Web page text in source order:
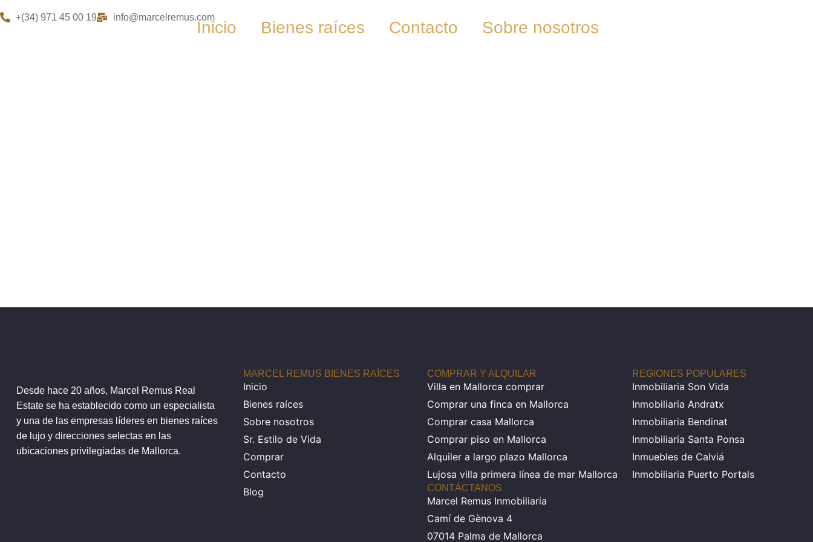
+(34) 971 45 00 19 info@marcelremus.com
Inicio Bienes raíces Contacto Sobre nosotros
Desde hace 20 años, Marcel Remus Real
Estate se ha establecido como un especialista
y una de las empresas líderes en bienes raíces
de lujo y direcciones selectas en las
ubicaciones privilegiadas de Mallorca.
MARCEL REMUS BIENES RAÍCES
Inicio
Bienes raíces
Sobre nosotros
Sr. Estilo de Vida
Comprar
Contacto
Blog
COMPRAR Y ALQUILAR
Villa en Mallorca comprar
Comprar una finca en Mallorca
Comprar casa Mallorca
Comprar piso en Mallorca
Alquiler a largo plazo Mallorca
Lujosa villa primera línea de mar Mallorca
CONTÁCTANOS
Marcel Remus Inmobiliaria
Camí de Gènova 4
07014 Palma de Mallorca
REGIONES POPULARES
Inmobiliaria Son Vida
Inmobiliaria Andratx
Inmobiliaria Bendinat
Inmobiliaria Santa Ponsa
Inmuebles de Calviá
Inmobiliaria Puerto Portals